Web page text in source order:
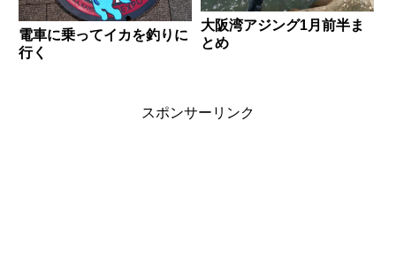
電車に乗ってイカを釣りに
行く
大阪湾アジング1月前半ま
とめ
スポンサーリンク